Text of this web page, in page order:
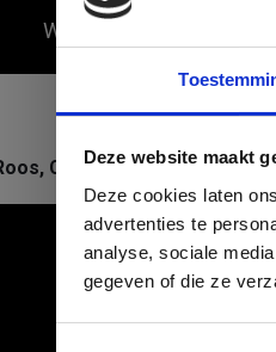
Deze website maakt
Deze cookies laten
advertenties te
analyse, sociale
gegeven of die ze
CEO ACC - How will AI